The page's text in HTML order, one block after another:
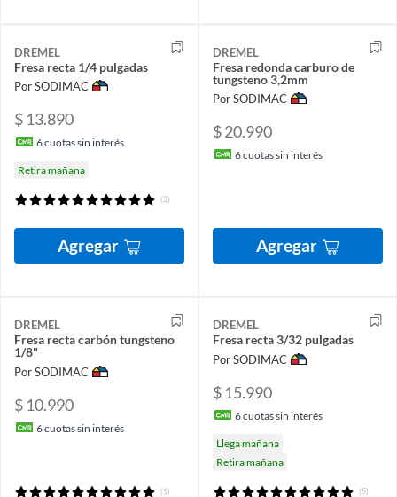
DREMEL
Fresa recta 1/4 pulgadas
Por SODIMAC
$ 13.890
6cuotas sin interés
Retira mañana
(2)
Agregar
DREMEL
Fresa redonda carburo de
tungsteno 3,2mm
Por SODIMAC
$ 20.990
6cuotas sin interés
Agregar
DREMEL
Fresa recta carbón tungsteno
1/8"
Por SODIMAC
$ 10.990
6cuotas sin interés
(1)
DREMEL
Fresa recta 3/32 pulgadas
Por SODIMAC
$ 15.990
6cuotas sin interés
Llega mañana
Retira mañana
(5)